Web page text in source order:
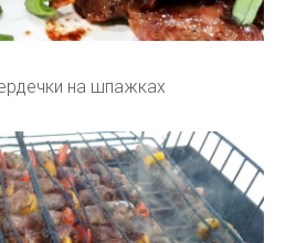
на шпажках